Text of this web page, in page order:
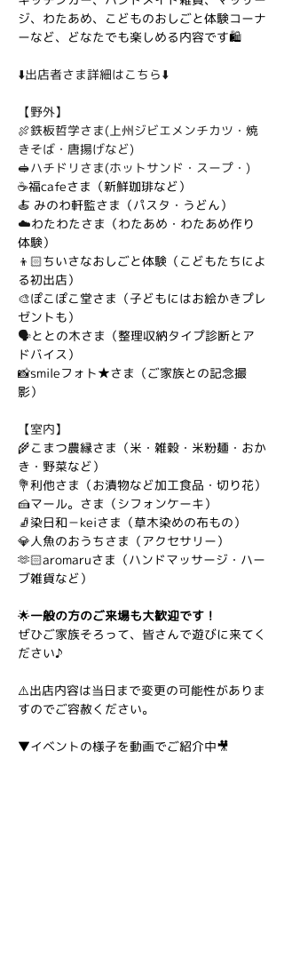
ジ、わたあめ、こどものおしごと体験コーナ
ーなど、どなたでも楽しめる内容です🛍️
⬇️出店者さま詳細はこちら⬇️
【野外】
🍖鉄板哲学さま(上州ジビエメンチカツ・焼
きそば・唐揚げなど)
🥪ハチドリさま(ホットサンド・スープ・)
☕️福cafeさま（新鮮珈琲など）
🍝 みのわ軒監さま（パスタ・うどん）
☁️わたわたさま（わたあめ・わたあめ作り
体験）
👦🏻ちいさなおしごと体験（こどもたちによ
る初出店）
🎨ぽこぽこ堂さま（子どもにはお絵かきプレ
ゼントも）
🗣️ととの木さま（整理収納タイプ診断とア
ドバイス）
📸smileフォト★さま（ご家族との記念撮
影）
【室内】
🌾こまつ農縁さま（米・雑穀・米粉麺・おか
き・野菜など）
💐利他さま（お漬物など加工食品・切り花）
🍰マール。さま（シフォンケーキ）
🧦染日和－keiさま（草木染めの布もの）
💎人魚のおうちさま（アクセサリー）
🫶🏻aromaruさま（ハンドマッサージ・ハー
ブ雑貨など）
🌟一般の方のご来場も大歓迎です！
ぜひご家族そろって、皆さんで遊びに来てく
ださい♪
⚠️出店内容は当日まで変更の可能性がありま
すのでご容赦ください。
▼イベントの様子を動画でご紹介中🎥